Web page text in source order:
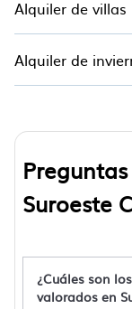
Alquiler de villas
Alquiler de
Suroeste
¿Cuáles son
valorados en